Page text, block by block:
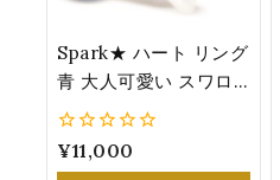
Spark★ ハート リング
青 大人可愛い スワロ
フスキー®・クリスタ
誕生日 お祝い プレゼ
0
5
¥11,000